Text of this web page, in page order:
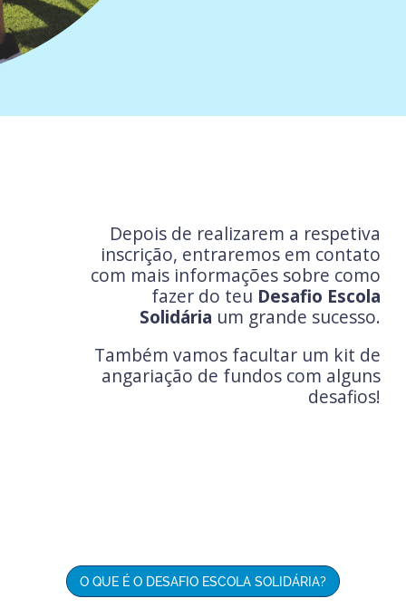
Depois de realizarem a respetiva
inscrição, entraremos em contato
com mais informações sobre como
fazer do teu Desafio Escola
Solidária um grande sucesso.
Também vamos facultar um kit de
angariação de fundos com alguns
desafios!
O QUE É O DESAFIO ESCOLA SOLIDÁRIA?